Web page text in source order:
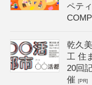
ペテ
乾久
工 住
20回
催[PR]